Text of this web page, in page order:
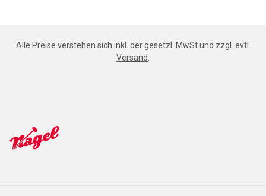
Alle Preise verstehen sich inkl. der gesetzl. MwSt und zzgl. evtl.
Versand